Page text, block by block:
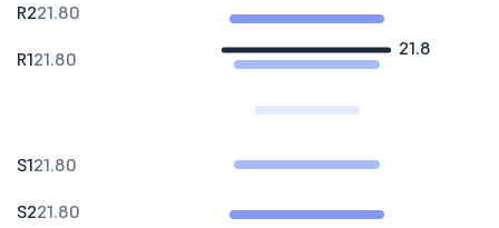
21.8
R221.80
R121.80
S121.80
S221.80